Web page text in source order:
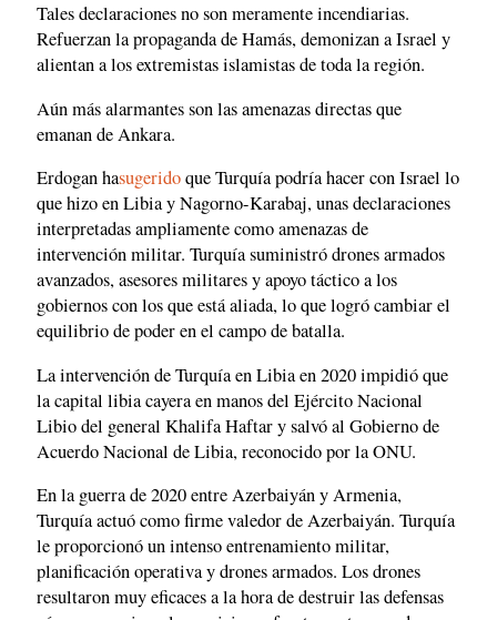
Tales declaraciones no son meramente incendiarias.
Refuerzan la propaganda de Hamás, demonizan a Israel y
alientan a los extremistas islamistas de toda la región.
Aún más alarmantes son las amenazas directas que
emanan de Ankara.
Erdogan hasugeridoque Turquía podría hacer con Israel lo
que hizo en Libia y Nagorno-Karabaj, unas declaraciones
interpretadas ampliamente como amenazas de
intervención militar. Turquía suministró drones armados
avanzados, asesores militares y apoyo táctico a los
gobiernos con los que está aliada, lo que logró cambiar el
equilibrio de poder en el campo de batalla.
La intervención de Turquía en Libia en 2020 impidió que
la capital libia cayera en manos del Ejército Nacional
Libio del general Khalifa Haftar y salvó al Gobierno de
Acuerdo Nacional de Libia, reconocido por la ONU.
En la guerra de 2020 entre Azerbaiyán y Armenia,
Turquía actuó como firme valedor de Azerbaiyán. Turquía
le proporcionó un intenso entrenamiento militar,
planificación operativa y drones armados. Los drones
resultaron muy eficaces a la hora de destruir las defensas